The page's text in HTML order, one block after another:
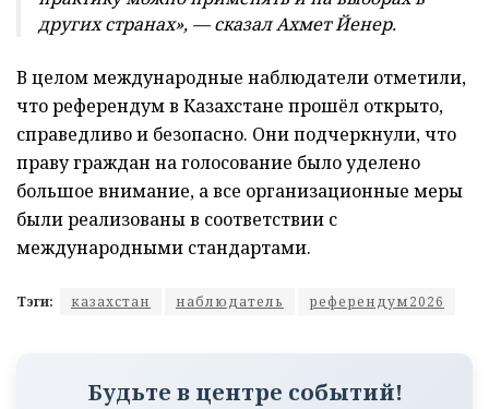
других странах», — сказал Ахмет Йенер.
В целом международные наблюдатели отметили,
что референдум в Казахстане прошёл открыто,
справедливо и безопасно. Они подчеркнули, что
праву граждан на голосование было уделено
большое внимание, а все организационные меры
были реализованы в соответствии с
международными стандартами.
Тэги: казахстан наблюдатель референдум2026
Будьте в центре событий!